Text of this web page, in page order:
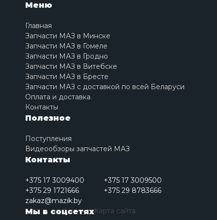
Меню
Главная
Запчасти МАЗ в Минске
Запчасти МАЗ в Гомеле
Запчасти МАЗ в Гродно
Запчасти МАЗ в Витебске
Запчасти МАЗ в Бресте
Запчасти МАЗ с доставкой по всей Беларуси
Оплата и доставка
Контакты
Полезное
Поступления
Видеообзоры запчастей МАЗ
Контакты
+375 17 3009400
+375 17 3009500
+375 29 1721666
+375 29 8783666
zakaz@mazik.by
Мы в соцсетяхКарта сайта